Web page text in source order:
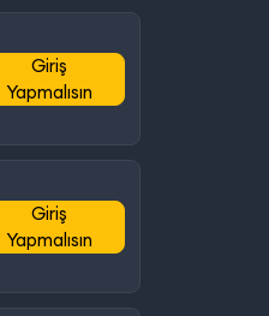
Giriş
Yapmalısın
Giriş
Yapmalısın